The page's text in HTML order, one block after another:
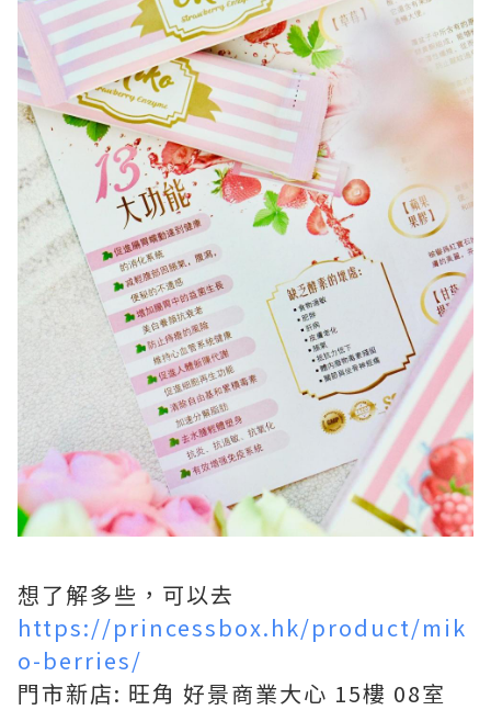
想了解多些，可以去
https://princessbox.hk/product/mik
o-berries/
門市新店: 旺角 好景商業大心 15樓 08室